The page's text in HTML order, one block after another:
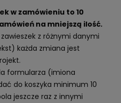
w zamówieniu to 10
na mniejszą ilość.
z różnymi danymi
każda zmiana jest
formularza (imiona
do koszyka minimum 10
jeszcze raz z innymi